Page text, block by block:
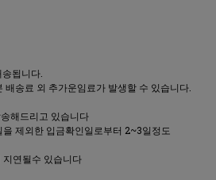
됩니다.
송료 외 추가운임료가 발생할 수 있습니다.
해드리고 있습니다
제외한 입금확인일로부터 2~3일정도
연될수 있습니다